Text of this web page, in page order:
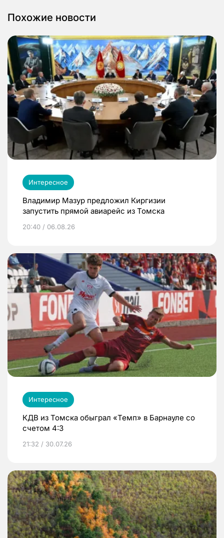
Похожие новости
Интересное
Владимир Мазур предложил Киргизии
запустить прямой авиарейс из Томска
20:40 / 06.08.26
Интересное
КДВ из Томска обыграл «Темп» в Барнауле со
счетом 4:3
21:32 / 30.07.26